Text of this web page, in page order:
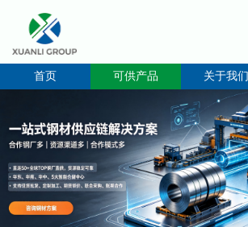
首页 可供产品 关于我们